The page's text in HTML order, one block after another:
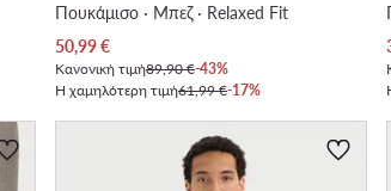
Πουκάμισο · Μπεζ · Relaxed Fit
Τρέχουσα τιμή
50,99€
Κανονική τιμή89,90 €-43%
Η χαμηλότερη τιμή61,99 €-17%